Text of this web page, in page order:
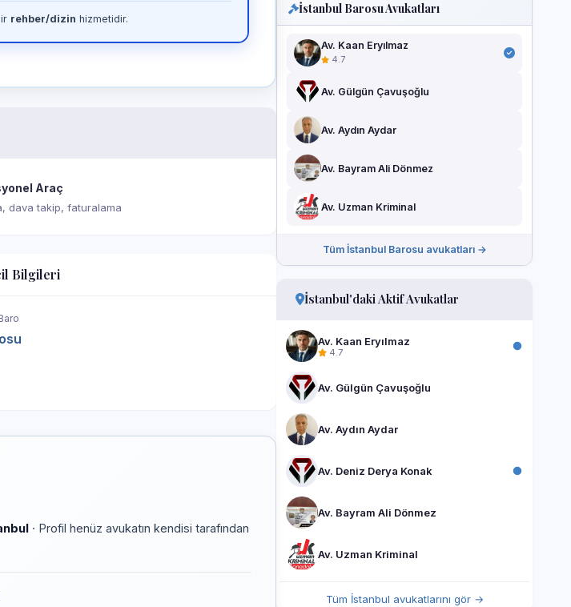
rehber/dizin hizmetidir.
Araç
dava takip, faturalama
Bilgileri
· Profil henüz avukatın kendisi tarafından
İstanbul Barosu Avukatları
Av. Kaan Eryılmaz
4.7
Av. Gülgün Çavuşoğlu
Av. Aydın Aydar
Av. Bayram Ali Dönmez
Av. Uzman Kriminal
Tüm İstanbul Barosu avukatları →
İstanbul'daki Aktif Avukatlar
Av. Kaan Eryılmaz
4.7
Av. Gülgün Çavuşoğlu
Av. Aydın Aydar
Av. Deniz Derya Konak
Av. Bayram Ali Dönmez
Av. Uzman Kriminal
Tüm İstanbul avukatlarını gör →